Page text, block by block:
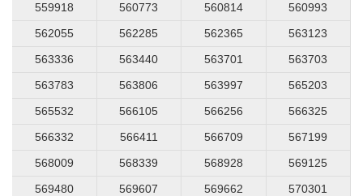
559918
560773 560814
560993
562055
562285 562365
563123
563336
563440 563701
563703
563783
563806 563997
565203
565532
566105 566256
566325
566332
566411 566709
567199
568009
568339 568928
569125
569480
569607 569662
570301